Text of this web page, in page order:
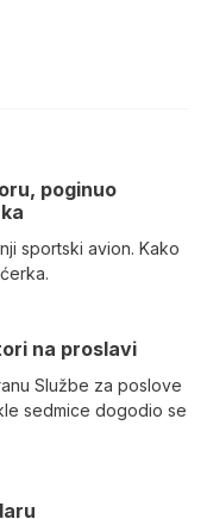
poginuo
sportski avion. Kako
na proslavi
Službe za poslove
sedmice dogodio se